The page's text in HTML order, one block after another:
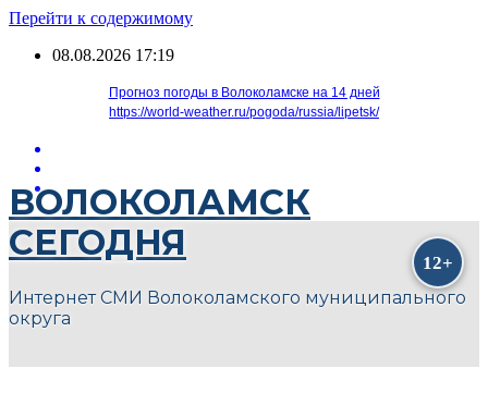
Перейти к содержимому
08.08.2026 17:19
Прогноз погоды в Волоколамске на 14 дней
https://world-weather.ru/pogoda/russia/lipetsk/
ВОЛОКОЛАМСК
СЕГОДНЯ
Интернет СМИ Волоколамского муниципального
округа